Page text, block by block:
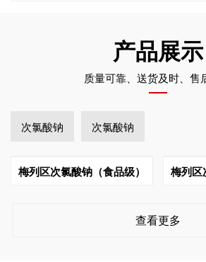
产品展示
质量可靠、送货及时、售
次氯酸钠 次氯酸钠
梅列区次氯酸钠（食品级） 梅列区
查看更多